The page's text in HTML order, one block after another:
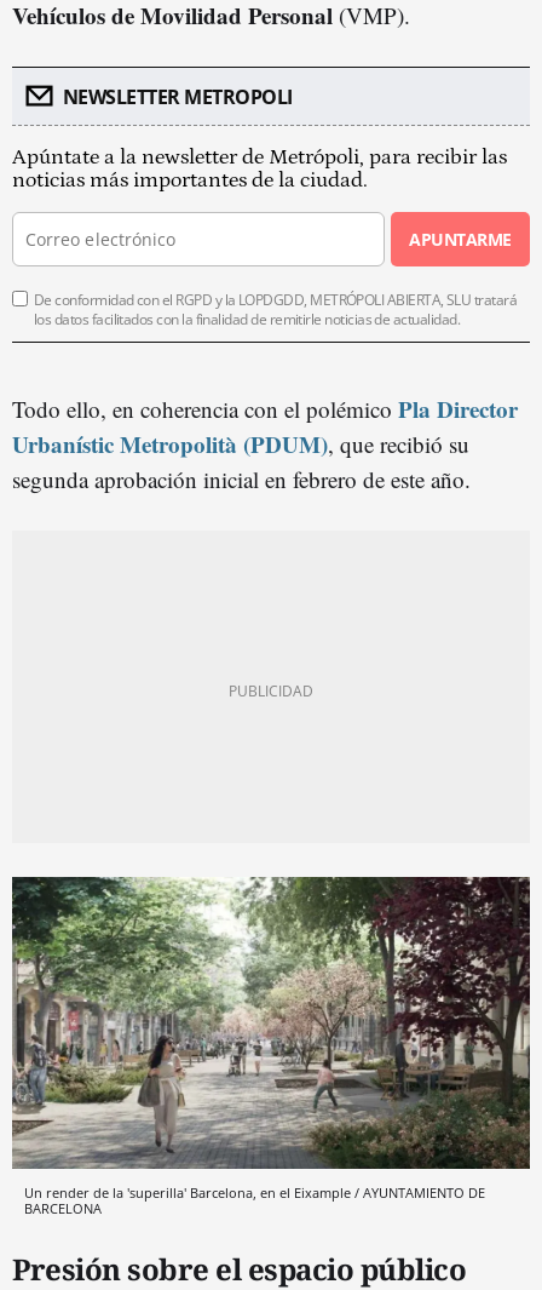
Vehículos de Movilidad Personal (VMP).
NEWSLETTER METROPOLI
Apúntate a la newsletter de Metrópoli, para recibir las
noticias más importantes de la ciudad.
APUNTARME
De conformidad con el RGPD y la LOPDGDD, METRÓPOLI ABIERTA, SLU tratará
los datos facilitados con la finalidad de remitirle noticias de actualidad.
Todo ello, en coherencia con el polémico Pla Director
Urbanístic Metropolità (PDUM), que recibió su
segunda aprobación inicial en febrero de este año.
Un render de la 'superilla' Barcelona, en el Eixample / AYUNTAMIENTO DE
BARCELONA
Presión sobre el espacio público